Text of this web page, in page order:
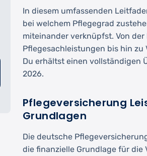
In diesem umfassenden
bei welchem Pflegegrad
miteinander verknüpfst. Von der
Pflegesachleistungen bis hin
Du erhältst einen vollständigen
2026.
Pflegeversicherung
Grundlagen
Die deutsche
die finanzielle Grundlage für